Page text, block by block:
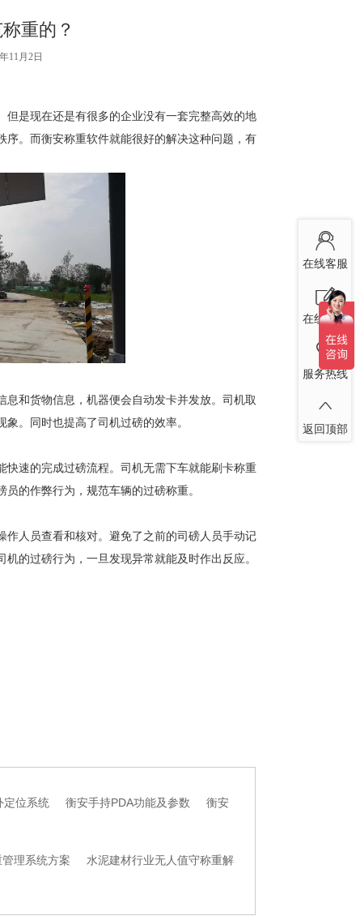
重的？
11月2日
是现在还是有很多的企业没有一套完整高效的地
。而衡安称重软件就能很好的解决这种问题，有
和货物信息，机器便会自动发卡并发放。司机取
。同时也提高了司机过磅的效率。
速的完成过磅流程。司机无需下车就能刷卡称重
的作弊行为，规范车辆的过磅称重。
人员查看和核对。避免了之前的司磅人员手动记
的过磅行为，一旦发现异常就能及时作出反应。
定位系统 衡安手持PDA功能及参数
衡安
理系统方案
水泥建材行业无人值守称重解
在线客服
在线留言
服务热线
返回顶部